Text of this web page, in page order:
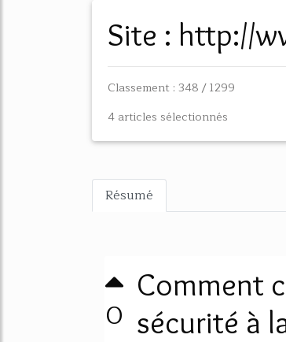
Site : http://
Classement : 348 / 1299
4 articles sélectionnés
Résumé
0
Comment
sécurité à